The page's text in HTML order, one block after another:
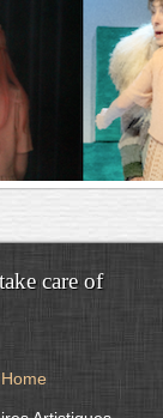
care of
Home